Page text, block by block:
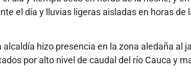
el día y lluvias ligeras aisladas en horas de
alcaldía hizo presencia en la zona aledaña al
por alto nivel de caudal del río Cauca y